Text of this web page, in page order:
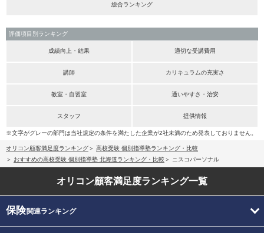
総合ランキング
評価項目別ランキング
成績向上・結果 適切な受講費用
講師 カリキュラムの充実さ
教室・自習室 通いやすさ・治安
スタッフ 提供情報
※文字がグレーの部門は当社規定の条件を満たした企業が2社未満のため発表しておりません。
オリコン顧客満足度ランキング
高校受験 個別指導塾ランキング・比較
おすすめの高校受験 個別指導塾 北海道ランキング・比較
ニスコパーソナル
オリコン顧客満足度ランキング一覧
保険関連ランキング